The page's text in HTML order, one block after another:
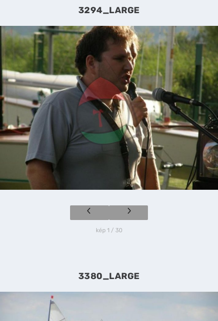
3294_LARGE
kép 1 / 30
3380_LARGE